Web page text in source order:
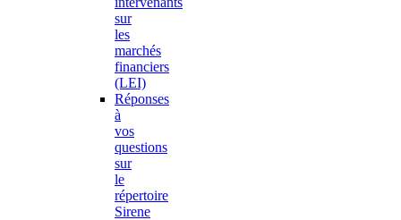
sur
les
marchés
financiers
(LEI)
Réponses
à
vos
questions
sur
le
répertoire
Sirene